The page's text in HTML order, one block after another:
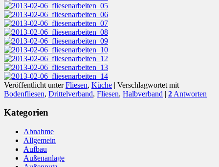
Veröffentlicht unter Fliesen, Küche | Verschlagwortet mit
Bodenfliesen, Drittelverband, Fliesen, Halbverband | 2 Antworten
Kategorien
Abnahme
Allgemein
Aufbau
Außenanlage